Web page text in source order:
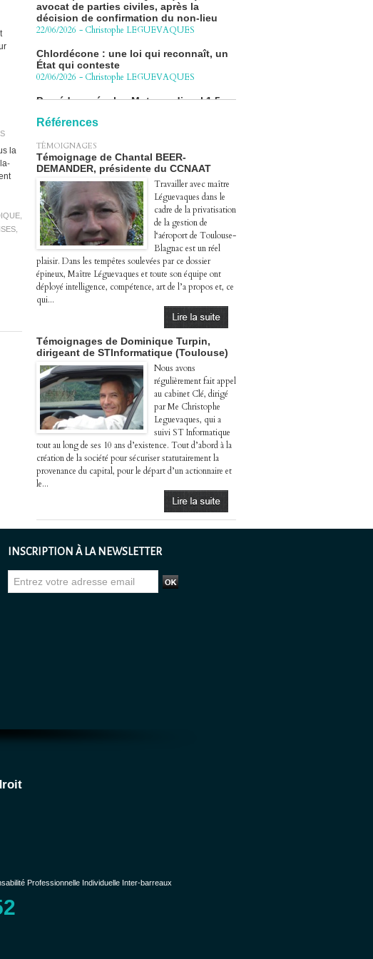
la
,
,
22/06/2026 -Christophe LEGUEVAQUES
Chlordécone : une loi qui reconnaît, un
État qui conteste
02/06/2026 -Christophe LEGUEVAQUES
Procédure pénale - Moteurs diesel 1.5
BlueHDi : complément de plainte contre
27/04/2026 -Christophe LEGUEVAQUES
Péage autoroute : tout savoir (ou
presque) sur l'action collective ouverte
le 2 avril
Christophe LEGUEVAQUES
Références
TÉMOIGNAGES
Témoignage de Chantal BEER-
DEMANDER, présidente du CCNAAT
Travailler avec maître
Léguevaques dans le
cadre de la privatisation
de la gestion de
l‘aéroport de Toulouse-
Blagnac est un réel
plaisir. Dans les tempêtes soulevées par ce dossier
épineux, Maître Léguevaques et toute son équipe ont
déployé intelligence, compétence, art de l’a propos et, ce
qui...
Témoignages de Dominique Turpin,
dirigeant de STInformatique (Toulouse)
Nous avons
régulièrement fait appel
au cabinet Clé, dirigé
par Me Christophe
Leguevaques, qui a
suivi ST Informatique
tout au long de ses 10 ans d’existence. Tout d’abord à la
création de la société pour sécuriser statutairement la
provenance du capital, pour le départ d’un actionnaire et
le...
INSCRIPTION À LA NEWSLETTER
Professionnelle Individuelle Inter-barreaux